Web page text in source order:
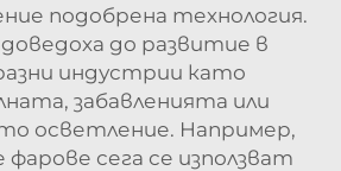
подобрена технология.
доведоха до развитие в
индустрии като
забавленията или
осветление. Например,
сега се използват